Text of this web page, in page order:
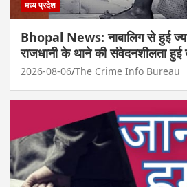
मध्य प्रदेश
Bhopal News: नाबालिग से हुई
राजधानी के थाने की संवेदनशीलता हुई
2026-08-06 The Crime Info Bureau